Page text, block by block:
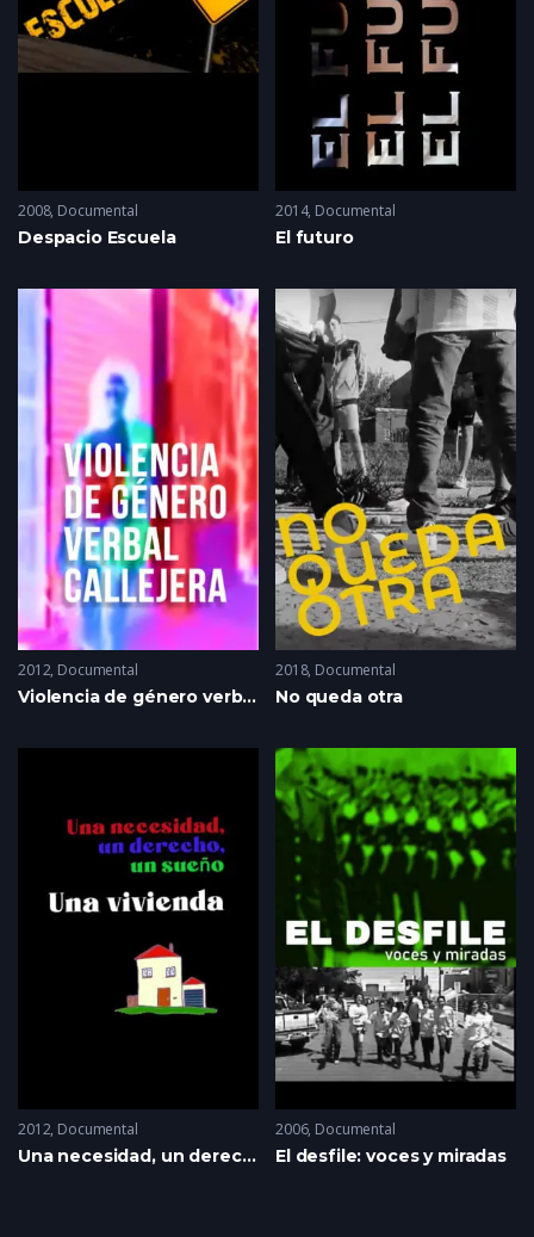
2008 Documental
Despacio Escuela
2014 Documental
El futuro
2012 Documental
Violencia de género verbal callejera
2018 Documental
No queda otra
2012 Documental
Una necesidad, un derecho, un sueño: una vivienda
2006 Documental
El desfile: voces y miradas